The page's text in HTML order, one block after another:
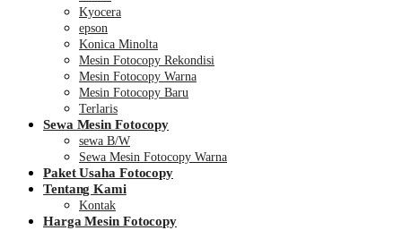
Kyocera
epson
Konica Minolta
Mesin Fotocopy Rekondisi
Mesin Fotocopy Warna
Mesin Fotocopy Baru
Terlaris
Sewa Mesin Fotocopy
sewa B/W
Sewa Mesin Fotocopy Warna
Paket Usaha Fotocopy
Tentang Kami
Kontak
Harga Mesin Fotocopy